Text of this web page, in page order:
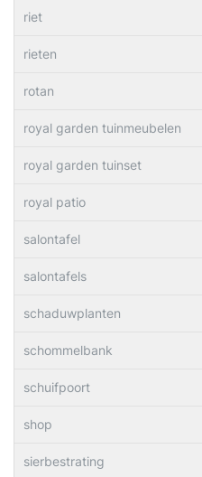
riet
rieten
rotan
royal garden tuinmeubelen
royal garden tuinset
royal patio
salontafel
salontafels
schaduwplanten
schommelbank
schuifpoort
shop
sierbestrating